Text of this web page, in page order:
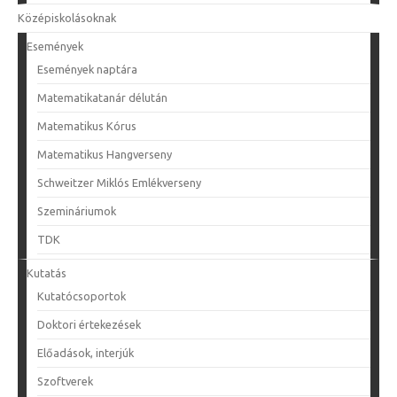
Középiskolásoknak
Események
Események naptára
Matematikatanár délután
Matematikus Kórus
Matematikus Hangverseny
Schweitzer Miklós Emlékverseny
Szemináriumok
TDK
Kutatás
Kutatócsoportok
Doktori értekezések
Előadások, interjúk
Szoftverek